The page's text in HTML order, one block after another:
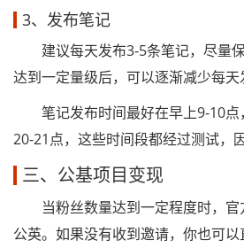
3、发布笔记
建议每天发布3-5条笔记，尽量
达到一定量级后，可以逐渐减少每天
笔记发布时间最好在早上9-10点
20-21点，这些时间段都经过测试，
三、公基项目变现
当粉丝数量达到一定程度时，官
公英。如果没有收到邀请，你也可以